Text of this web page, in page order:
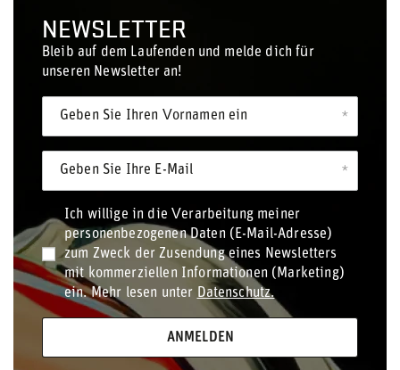
NEWSLETTER
Bleib auf dem Laufenden und melde dich für
unseren Newsletter an!
Geben Sie Ihren Vornamen ein
Geben Sie Ihre E-Mail
Ich willige in die Verarbeitung meiner
personenbezogenen Daten (E-Mail-Adresse)
zum Zweck der Zusendung eines Newsletters
mit kommerziellen Informationen (Marketing)
ein. Mehr lesen unter Datenschutz.
ANMELDEN